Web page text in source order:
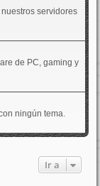
servidores
de PC, gaming y
ningún tema.
Ir a